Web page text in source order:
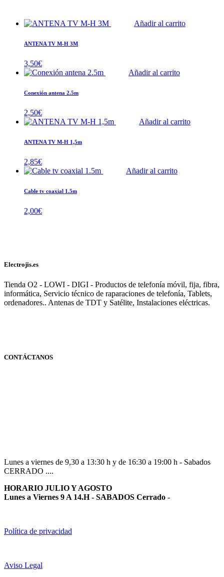
Añadir al carrito
ANTENA TV M-H 3M
3,50€
Añadir al carrito
Conexión antena 2.5m
2,50€
Añadir al carrito
ANTENA TV M-H 1,5m
2,85€
Añadir al carrito
Cable tv coaxial 1.5m
2,00€
Electrojis.es
Tienda O2 - LOWI - DIGI - Productos de telefonía móvil, fija, fibra,
informática, Servicio técnico de raparaciones de telefonía, Tablets,
ordenadores.. Antenas de TDT y Satélite, Instalaciones eléctricas.
CONTÁCTANOS
Lunes a viernes de 9,30 a 13:30 h y de 16:30 a 19:00 h - Sabados
CERRADO ....
HORARIO JULIO Y AGOSTO
Lunes a Viernes 9 A 14.H - SABADOS Cerrado -
Política de privacidad
Aviso Legal